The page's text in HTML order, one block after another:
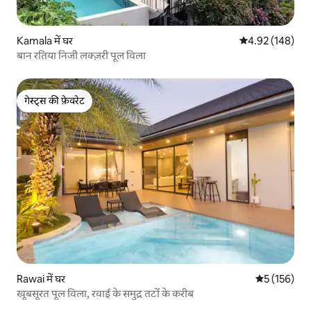
Kamala में घर औसत रेटिंग 5 में से
4.92 (148)
बान रतिया निजी लक्ज़री पूल विला
गेस्ट्स की फ़ेवरेट
गेस्ट्स की फ़ेवरेट
Rawai में घर औसत रेटिंग 5
5 (156)
खूबसूरत पूल विला, रवाई के समुद्र तटों के करीब